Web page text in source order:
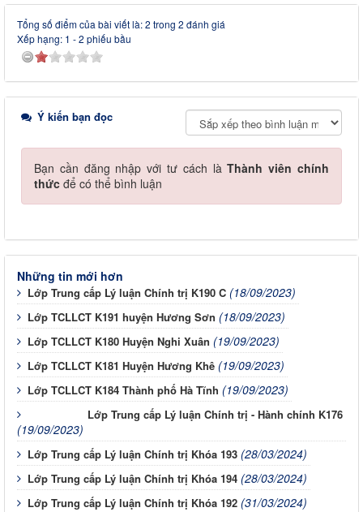
Tổng số điểm của bài viết là: 2 trong 2 đánh giá
Xếp hạng: 1 -2 phiếu bầu
Ý kiến bạn đọc
Bạn cần đăng nhập với tư cách làThành viên chính
thức để có thể bình luận
Những tin mới hơn
Lớp Trung cấp Lý luận Chính trị K190 C (18/09/2023)
Lớp TCLLCT K191 huyện Hương Sơn (18/09/2023)
Lớp TCLLCT K180 Huyện Nghi Xuân (19/09/2023)
Lớp TCLLCT K181 Huyện Hương Khê (19/09/2023)
Lớp TCLLCT K184 Thành phố Hà Tĩnh (19/09/2023)
Lớp Trung cấp Lý luận Chính trị - Hành chính K176
(19/09/2023)
Lớp Trung cấp Lý luận Chính trị Khóa 193 (28/03/2024)
Lớp Trung cấp Lý luận Chính trị Khóa 194 (28/03/2024)
Lớp Trung cấp Lý luận Chính trị Khóa 192 (31/03/2024)